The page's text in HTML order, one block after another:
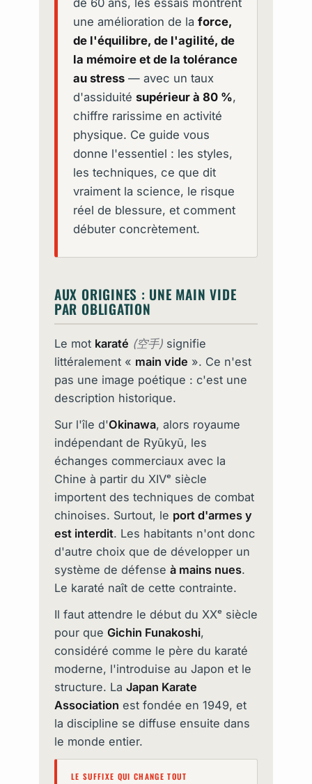
de 60 ans, les essais montrent
une amélioration de la force,
de l'équilibre, de l'agilité, de
la mémoire et de la tolérance
au stress— avec un taux
d'assiduité supérieur à 80 %,
chiffre rarissime en activité
physique. Ce guide vous
donne l'essentiel : les styles,
les techniques, ce que dit
vraiment la science, le risque
réel de blessure, et comment
débuter concrètement.
AUX ORIGINES : UNE MAIN VIDE
PAR OBLIGATION
Le mot karaté (空手)signifie
littéralement « main vide ». Ce n'est
pas une image poétique : c'est une
description historique.
Sur l'île d'Okinawa, alors royaume
indépendant de Ryūkyū, les
échanges commerciaux avec la
Chine à partir du XIVᵉ siècle
importent des techniques de combat
chinoises. Surtout, le port d'armes y
est interdit. Les habitants n'ont donc
d'autre choix que de développer un
système de défense à mains nues.
Le karaté naît de cette contrainte.
Il faut attendre le début du XXᵉ siècle
pour que Gichin Funakoshi,
considéré comme le père du karaté
moderne, l'introduise au Japon et le
structure. La Japan Karate
Association est fondée en 1949, et
la discipline se diffuse ensuite dans
le monde entier.
LE SUFFIXE QUI CHANGE TOUT